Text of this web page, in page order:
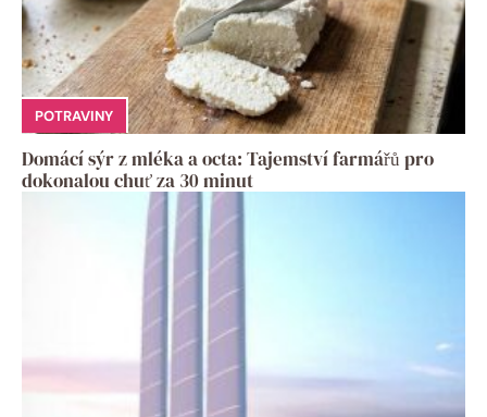
POTRAVINY
Domácí sýr z mléka a octa: Tajemství farmářů pro
dokonalou chuť za 30 minut